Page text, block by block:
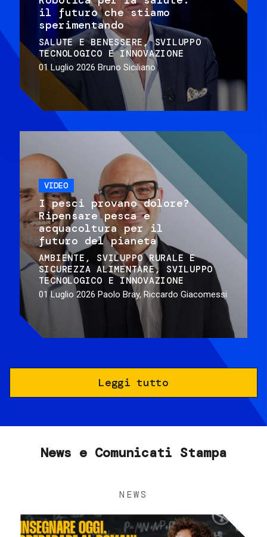
il futuro che stiamo
sperimentando
SALUTE E BENESSERE
SVILUPPO
TECNOLOGICO E INNOVAZIONE
01 Luglio 2026 Bruno Siciliano
VIDEO
I pesci provano dolore?
Ripensare pesca e
acquacoltura per il
futuro del pianeta
AMBIENTE
SVILUPPO RURALE E
SICUREZZA ALIMENTARE
SVILUPPO
TECNOLOGICO E INNOVAZIONE
01 Luglio 2026 Paolo Bray, Riccardo Giacomessi
Leggi tutto
News e Comunicati Stampa
NEWS